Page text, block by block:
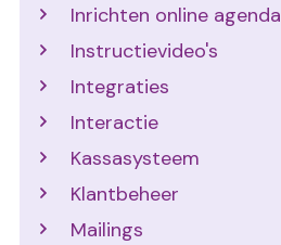
Inrichten online agenda
Instructievideo's
Integraties
Interactie
Kassasysteem
Klantbeheer
Mailings